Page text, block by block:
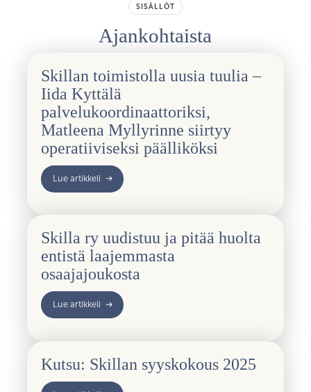
SISÄLLÖT
Ajankohtaista
Skillan toimistolla uusia tuulia –
Iida Kyttälä
palvelukoordinaattoriksi,
Matleena Myllyrinne siirtyy
operatiiviseksi päälliköksi
Lue artikkeli
Skilla ry uudistuu ja pitää huolta
entistä laajemmasta
osaajajoukosta
Lue artikkeli
Kutsu: Skillan syyskokous 2025